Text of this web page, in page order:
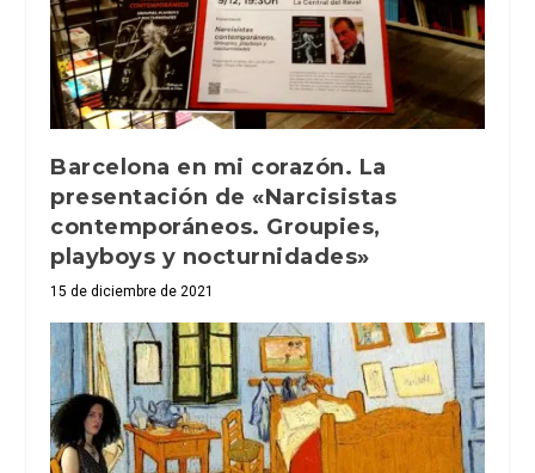
Barcelona en mi corazón. La
presentación de «Narcisistas
contemporáneos. Groupies,
playboys y nocturnidades»
15 de diciembre de 2021